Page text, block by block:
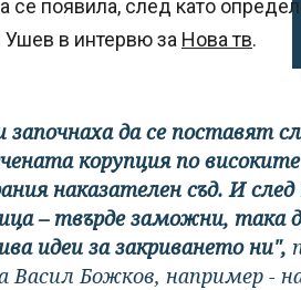
се появила, след като
в интервю за Нова тв.
започнаха да се поставят
корупция по
наказателен съд. И
– твърде заможни, така
идеи за закриването ни",
Васил Божков, например -